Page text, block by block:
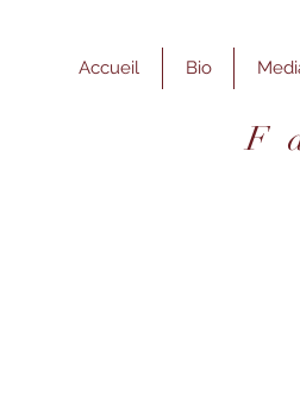
Accueil Bio
F